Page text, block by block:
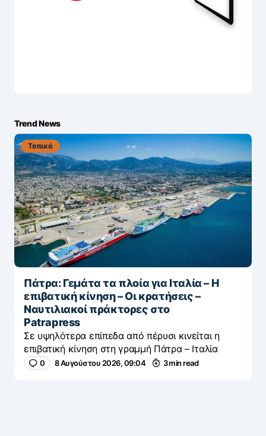
Trend News
Τοπικά
Πάτρα: Γεμάτα τα πλοία για Ιταλία – Η
επιβατική κίνηση – Οι κρατήσεις –
Ναυτιλιακοί πράκτορες στο
Patrapress
Σε υψηλότερα επίπεδα από πέρυσι κινείται η
επιβατική κίνηση στη γραμμή Πάτρα – Ιταλία
0 8 Αυγούστου 2026, 09:04 3 min read